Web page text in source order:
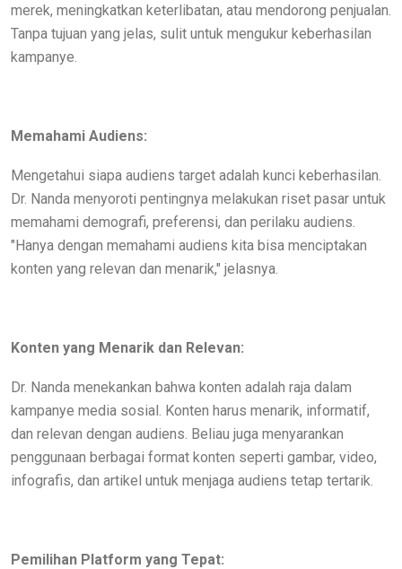
merek, meningkatkan keterlibatan, atau mendorong penjualan.
Tanpa tujuan yang jelas, sulit untuk mengukur keberhasilan
kampanye.
Memahami Audiens:
Mengetahui siapa audiens target adalah kunci keberhasilan.
Dr. Nanda menyoroti pentingnya melakukan riset pasar untuk
memahami demografi, preferensi, dan perilaku audiens.
"Hanya dengan memahami audiens kita bisa menciptakan
konten yang relevan dan menarik," jelasnya.
Konten yang Menarik dan Relevan:
Dr. Nanda menekankan bahwa konten adalah raja dalam
kampanye media sosial. Konten harus menarik, informatif,
dan relevan dengan audiens. Beliau juga menyarankan
penggunaan berbagai format konten seperti gambar, video,
infografis, dan artikel untuk menjaga audiens tetap tertarik.
Pemilihan Platform yang Tepat: